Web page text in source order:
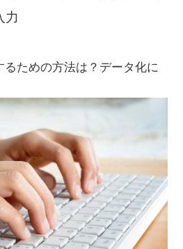
力
ための方法は？データ化に